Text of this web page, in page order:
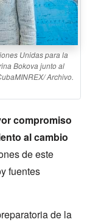
Unidas para la
Bokova junto al
Archivo.
compromiso
al cambio
de este
fuentes
de la